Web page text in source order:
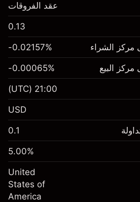
للتداول من خلال عقود
عقد الفروقات
0.13
مركز الشراء
$1,000.00
-0.021568
%
(-$4.31)
~
-0.02157%
البيع
$1,000.00
-0.000654
%
(-$0.13)
-0.00065%
21:00
(UTC)
USD
0.1
5.00%
United
States of
America